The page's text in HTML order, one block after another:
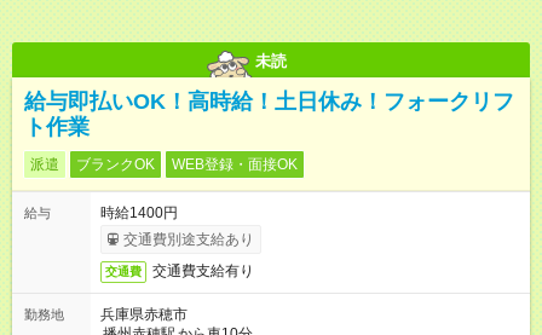
未読
給与即払いOK！高時給！土日休み！フォークリフ
ト作業
派遣 ブランクOK WEB登録・面接OK
給与
時給1400円
交通費別途支給あり
交通費 交通費支給有り
勤務地
兵庫県赤穂市